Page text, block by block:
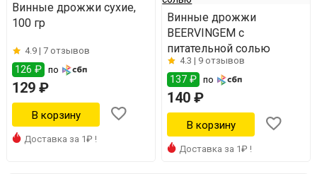
Винные дрожжи сухие,
100 гр
4.9 | 7 отзывов
126 ₽ по
129 ₽
Доставка за 1₽ !
Винные дрожжи
BEERVINGEM с
питательной солью
4.3 | 9 отзывов
137 ₽ по
140 ₽
Доставка за 1₽ !